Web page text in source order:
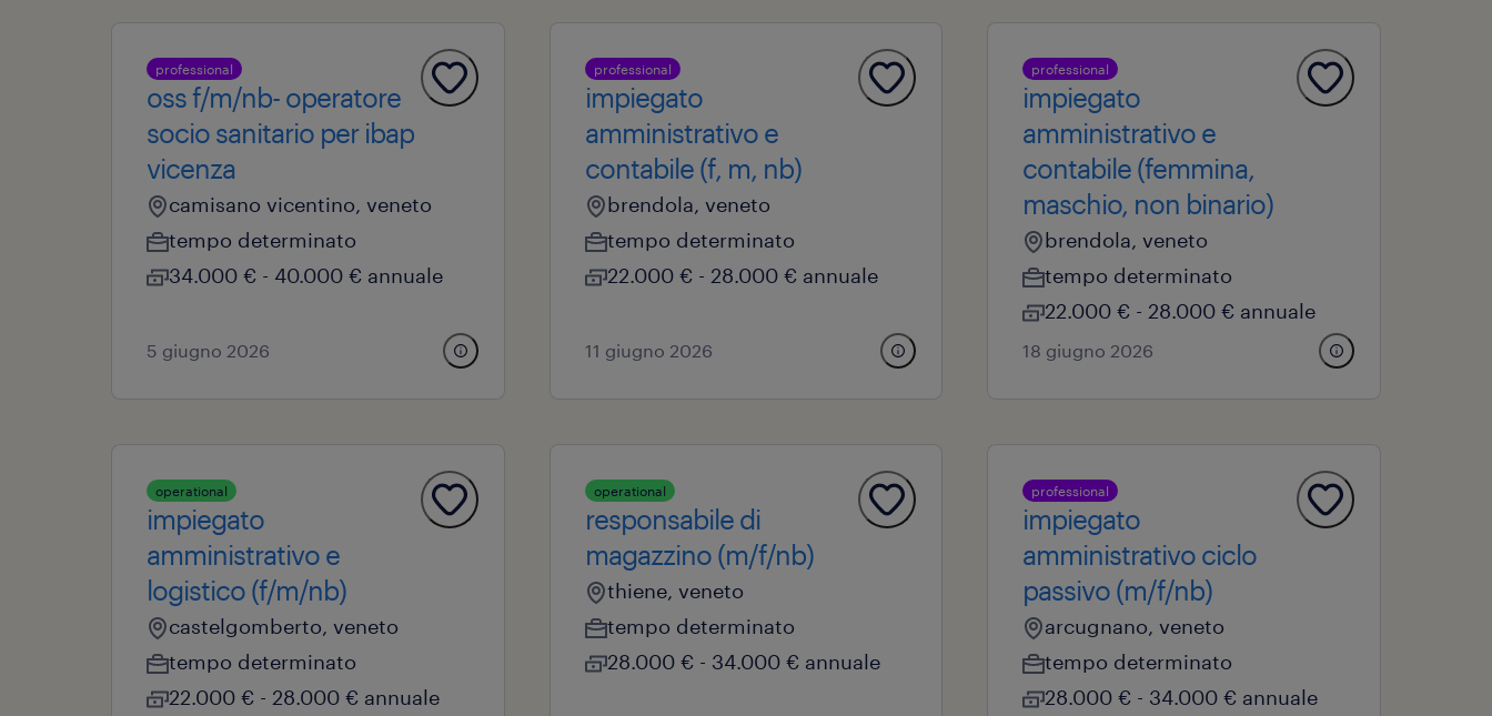
professional
oss f/m/nb- operatore
socio sanitario per ibap
vicenza
camisano vicentino, veneto
tempo determinato
34.000 € - 40.000 € annuale
5 giugno 2026
professional
impiegato
amministrativo e
contabile (f, m, nb)
brendola, veneto
tempo determinato
22.000 € - 28.000 € annuale
11 giugno 2026
professional
impiegato
amministrativo e
contabile (femmina,
maschio, non binario)
brendola, veneto
tempo determinato
22.000 € - 28.000 € annuale
18 giugno 2026
operational
impiegato
amministrativo e
logistico (f/m/nb)
castelgomberto, veneto
tempo determinato
22.000 € - 28.000 € annuale
operational
responsabile di
magazzino (m/f/nb)
thiene, veneto
tempo determinato
28.000 € - 34.000 € annuale
professional
impiegato
amministrativo ciclo
passivo (m/f/nb)
arcugnano, veneto
tempo determinato
28.000 € - 34.000 € annuale